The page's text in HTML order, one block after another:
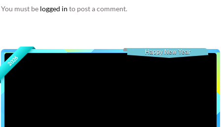
You must be logged in to post a comment.
2026
Happy New Year